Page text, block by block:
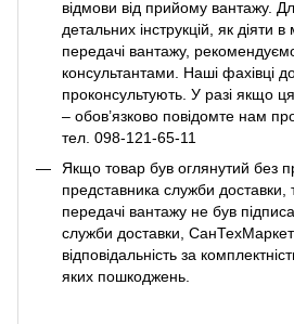
відмови від прийому вантажу.
детальних інструкцій, як діяти
передачі вантажу,
консультантами. Наші фахівці
проконсультують. У разі якщо
– обов’язково повідомте нам
тел. 098-121-65-11
Якщо товар був оглянутий без
представника служби
передачі вантажу не був
служби доставки,
відповідальність за
яких пошкоджень.